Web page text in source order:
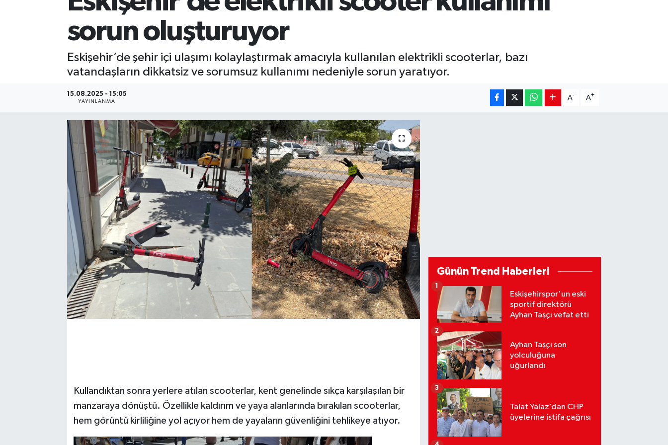
sorun oluşturuyor
Eskişehir’de şehir içi ulaşımı kolaylaştırmak amacıyla kullanılan elektrikli scooterlar, bazı
vatandaşların dikkatsiz ve sorumsuz kullanımı nedeniyle sorun yaratıyor.
15.08.2025 - 15:05
YAYINLANMA
A- A+
Kullandıktan sonra yerlere atılan scooterlar, kent genelinde sıkça karşılaşılan bir
manzaraya dönüştü. Özellikle kaldırım ve yaya alanlarında bırakılan scooterlar,
hem görüntü kirliliğine yol açıyor hem de yayaların güvenliğini tehlikeye atıyor.
Günün Trend Haberleri
Eskişehirspor'un eski
sportif direktörü
Ayhan Taşçı vefat etti
1
Ayhan Taşçı son
yolculuğuna
uğurlandı
2
Talat Yalaz’dan CHP
üyelerine istifa çağrısı
3